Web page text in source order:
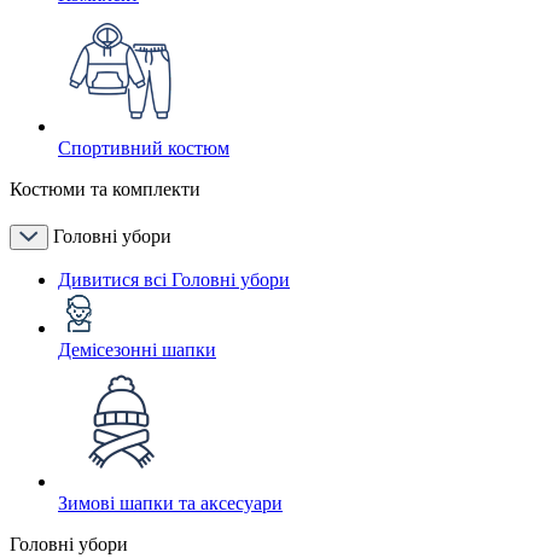
Спортивний костюм
Костюми та комплекти
Головні убори
Дивитися всі Головні убори
Демісезонні шапки
Зимові шапки та аксесуари
Головні убори